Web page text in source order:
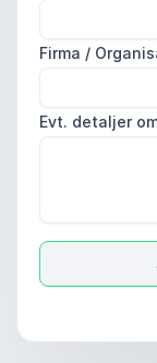
Firma /
Evt. detaljer